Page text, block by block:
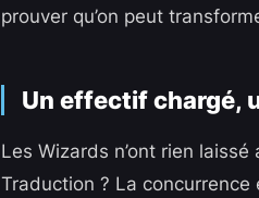
prouver qu’on peut
Un effectif chargé,
Les Wizards n’ont rien
Traduction ? La